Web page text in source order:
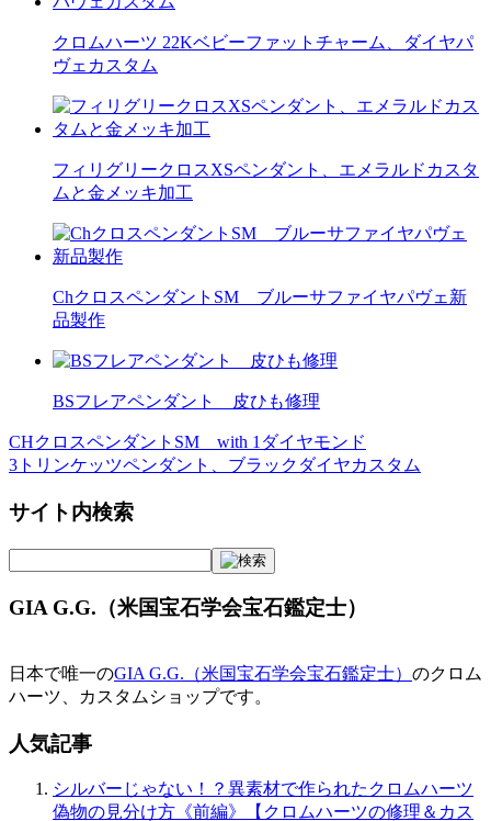
クロムハーツ 22Kベビーファットチャーム、ダイヤパ
ヴェカスタム
フィリグリークロスXSペンダント、エメラルドカスタ
ムと金メッキ加工
ChクロスペンダントSM ブルーサファイヤパヴェ新
品製作
BSフレアペンダント 皮ひも修理
投
ナ
ビ
ー
シ
ョ
ン
CHクロスペンダントSM with 1ダイヤモンド
3トリンケッツペンダント、ブラックダイヤカスタム
サイト内検索
GIA G.G.（米国宝石学会宝石鑑定士）
日本で唯一のGIA G.G.（米国宝石学会宝石鑑定士） のクロム
ハーツ、カスタムショップです。
人気記事
シルバーじゃない！？異素材で作られたクロムハーツ
偽物の見分け方《前編》【クロムハーツの修理＆カス